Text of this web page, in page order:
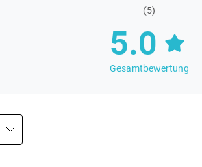
(5)
5.0
Gesamtbewertung